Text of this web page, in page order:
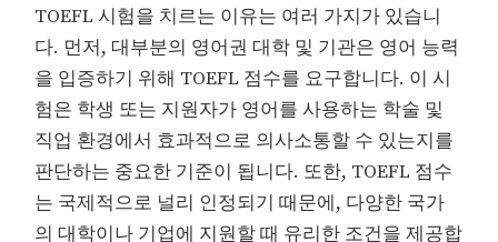
TOEFL 시험을 치르는 이유는 여러 가지가 있습니
다. 먼저, 대부분의 영어권 대학 및 기관은 영어 능력
을 입증하기 위해 TOEFL 점수를 요구합니다. 이 시
험은 학생 또는 지원자가 영어를 사용하는 학술 및
직업 환경에서 효과적으로 의사소통할 수 있는지를
판단하는 중요한 기준이 됩니다. 또한, TOEFL 점수
는 국제적으로 널리 인정되기 때문에, 다양한 국가
의 대학이나 기업에 지원할 때 유리한 조건을 제공합